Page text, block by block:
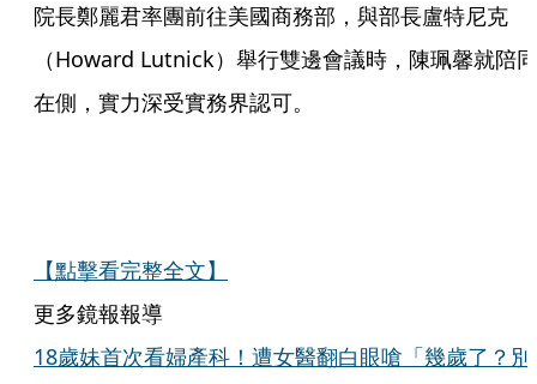
院長鄭麗君率團前往美國商務部，與部長盧特尼克
（Howard Lutnick）舉行雙邊會議時，陳珮馨就陪同
在側，實力深受實務界認可。
【點擊看完整全文】
更多鏡報報導
18歲妹首次看婦產科！遭女醫翻白眼嗆「幾歲了？別